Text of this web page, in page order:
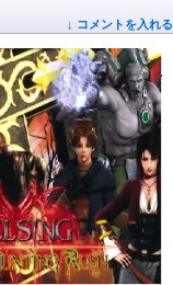
↓ コメントを入れる